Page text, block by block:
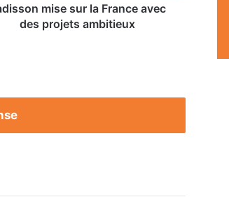
mise sur la France avec
des projets ambitieux